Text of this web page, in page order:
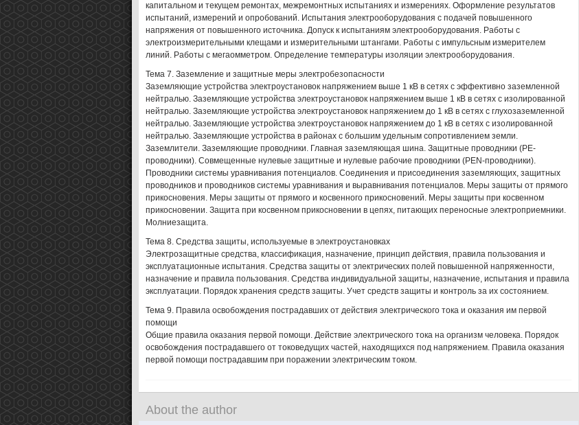
капитальном и текущем ремонтах, межремонтных испытаниях и измерениях. Оформление результатов
испытаний, измерений и опробований. Испытания электрооборудования с подачей повышенного
напряжения от повышенного источника. Допуск к испытаниям электрооборудования. Работы с
электроизмерительными клещами и измерительными штангами. Работы с импульсным измерителем
линий. Работы с мегаомметром. Определение температуры изоляции электрооборудования.
Тема 7. Заземление и защитные меры электробезопасности
Заземляющие устройства электроустановок напряжением выше 1 кВ в сетях с эффективно заземленной
нейтралью. Заземляющие устройства электроустановок напряжением выше 1 кВ в сетях с изолированной
нейтралью. Заземляющие устройства электроустановок напряжением до 1 кВ в сетях с глухозаземленной
нейтралью. Заземляющие устройства электроустановок напряжением до 1 кВ в сетях с изолированной
нейтралью. Заземляющие устройства в районах с большим удельным сопротивлением земли.
Заземлители. Заземляющие проводники. Главная заземляющая шина. Защитные проводники (PE-
проводники). Совмещенные нулевые защитные и нулевые рабочие проводники (PEN-проводники).
Проводники системы уравнивания потенциалов. Соединения и присоединения заземляющих, защитных
проводников и проводников системы уравнивания и выравнивания потенциалов. Меры защиты от прямого
прикосновения. Меры защиты от прямого и косвенного прикосновений. Меры защиты при косвенном
прикосновении. Защита при косвенном прикосновении в цепях, питающих переносные электроприемники.
Молниезащита.
Тема 8. Средства защиты, используемые в электроустановках
Электрозащитные средства, классификация, назначение, принцип действия, правила пользования и
эксплуатационные испытания. Средства защиты от электрических полей повышенной напряженности,
назначение и правила пользования. Средства индивидуальной защиты, назначение, испытания и правила
эксплуатации. Порядок хранения средств защиты. Учет средств защиты и контроль за их состоянием.
Тема 9. Правила освобождения пострадавших от действия электрического тока и оказания им первой
помощи
Общие правила оказания первой помощи. Действие электрического тока на организм человека. Порядок
освобождения пострадавшего от токоведущих частей, находящихся под напряжением. Правила оказания
первой помощи пострадавшим при поражении электрическим током.
About the author